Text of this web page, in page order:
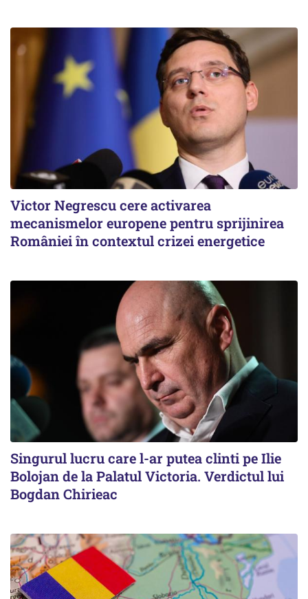
Victor Negrescu cere activarea
mecanismelor europene pentru sprijinirea
României în contextul crizei energetice
Singurul lucru care l-ar putea clinti pe Ilie
Bolojan de la Palatul Victoria. Verdictul lui
Bogdan Chirieac